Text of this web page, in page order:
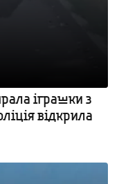
іграшки з
відкрила